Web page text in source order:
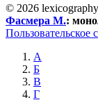
© 2026
Фасмера М.:
Пользовательское
А
Б
В
Г